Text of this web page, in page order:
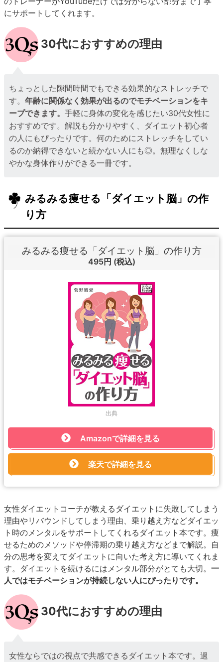
にサポートしてくれます。
30代におすすめの理由
ちょっとした隙間時間でもできる効果的なストレッチで
す。年齢に関係なく効果が出るのでモチベーションをキ
ープできます。手軽に身体の変化を感じたい30代女性に
おすすめです。解説も分かりやすく、ダイエット初心者
の人にもぴったりです。何のためにストレッチをしてい
るのか納得できないと続かない人にも◎。無理なくしな
やかな身体作りができる一冊です。
みるみる痩せる「ダイエット脳」の作
り方
みるみる痩せる「ダイエット脳」の作り方
495円 (税込)
出典
Amazonで詳細を見る
楽天で詳細を見る
女性ダイエットコーチが教えるダイエットに失敗してしまう
理由やリバウンドしてしまう理由、乗り越え方などダイエッ
ト時のメンタルをサポートしてくれるダイエット本です。痩
せるためのメソッドや停滞期の乗り越え方などまで解説。自
分の思考を変えてダイエットに向いた考え方に導いてくれま
す。ダイエットを続けるにはメンタル部分がとても大切。 一
人ではモチベーションが持続しない人にぴったりです。
30代におすすめの理由
女性ならではの視点で共感できるダイエット本です。過